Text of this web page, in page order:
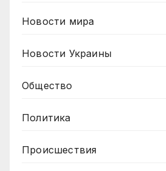
Новости мира
Новости Украины
Общество
Политика
Происшествия